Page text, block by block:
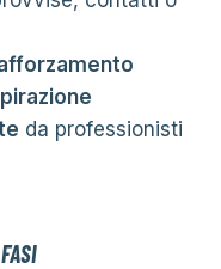
da professionisti